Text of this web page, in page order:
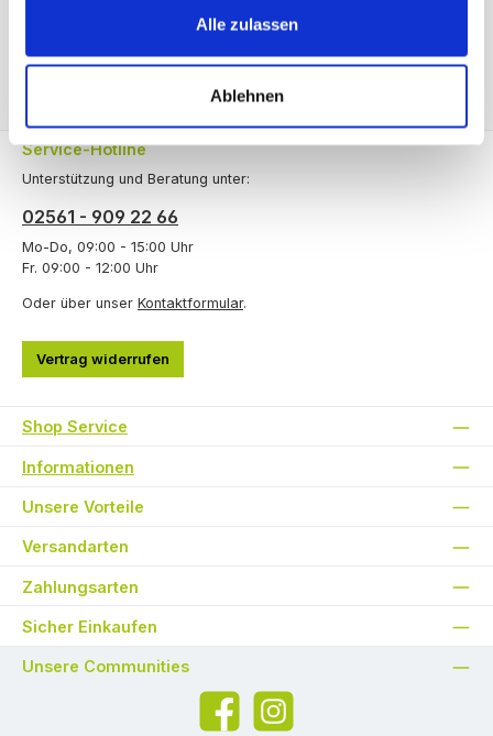
Alle zulassen
Ablehnen
Service-Hotline
Unterstützung und Beratung unter:
02561 - 909 22 66
Mo-Do, 09:00 - 15:00 Uhr
Fr. 09:00 - 12:00 Uhr
Oder über unser Kontaktformular.
Vertrag widerrufen
Shop Service
Informationen
Unsere Vorteile
Versandarten
Zahlungsarten
Sicher Einkaufen
Unsere Communities
FacebookInstagram